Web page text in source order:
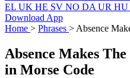
EL UK HE SV NO DA UR HU
Download App
Home > Phrases > Absence
Absence Makes
in Morse Code